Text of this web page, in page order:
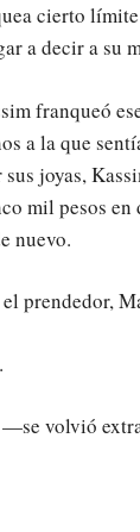
cierto
a decir a su
franqueó
a la que
joyas,
mil pesos
nuevo.
prendedor,
volvió